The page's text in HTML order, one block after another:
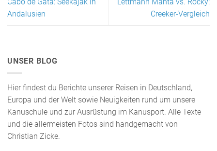
Andalusien
Creeker-Vergleich
UNSER BLOG
Hier findest du Berichte unserer Reisen in Deutschland,
Europa und der Welt sowie Neuigkeiten rund um unsere
Kanuschule und zur Ausrüstung im Kanusport. Alle Texte
und die allermeisten Fotos sind handgemacht von
Christian Zicke.